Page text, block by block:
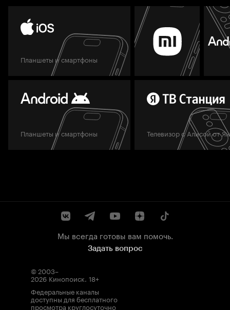
Планшеты и смартфоны
Планшеты и смартфоны Телевизор с Алисой от
Мы всегда готовы вам помочь.
Задать вопрос
© 2003–
2026 Кинопоиск. 18+
Федеральные каналы
доступны для бесплатного
просмотра круглосуточно